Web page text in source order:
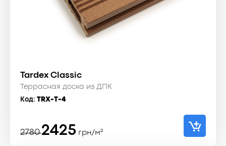
Tardex Classic
Террасная доска из ДПК
Код: TRX-T-4
2780
Первоначальная
2425
Текущаягрн/м²